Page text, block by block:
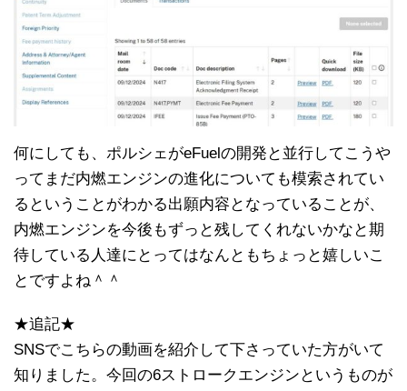
何にしても、ポルシェがeFuelの開発と並行してこうや
ってまだ内燃エンジンの進化についても模索されてい
るということがわかる出願内容となっていることが、
内燃エンジンを今後もずっと残してくれないかなと期
待している人達にとってはなんともちょっと嬉しいこ
とですよね＾＾
★追記★
SNSでこちらの動画を紹介して下さっていた方がいて
知りました。今回の6ストロークエンジンというものが